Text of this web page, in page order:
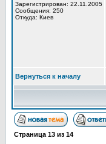
Зарегистрирован: 22.11.2005
Сообщения: 250
Откуда: Киев
Вернуться к началу
Страница 13 из 14